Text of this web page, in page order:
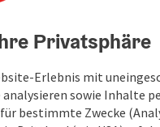
Privatsphäre
Erlebnis mit
sowie Inhalte
bestimmte Zwecke